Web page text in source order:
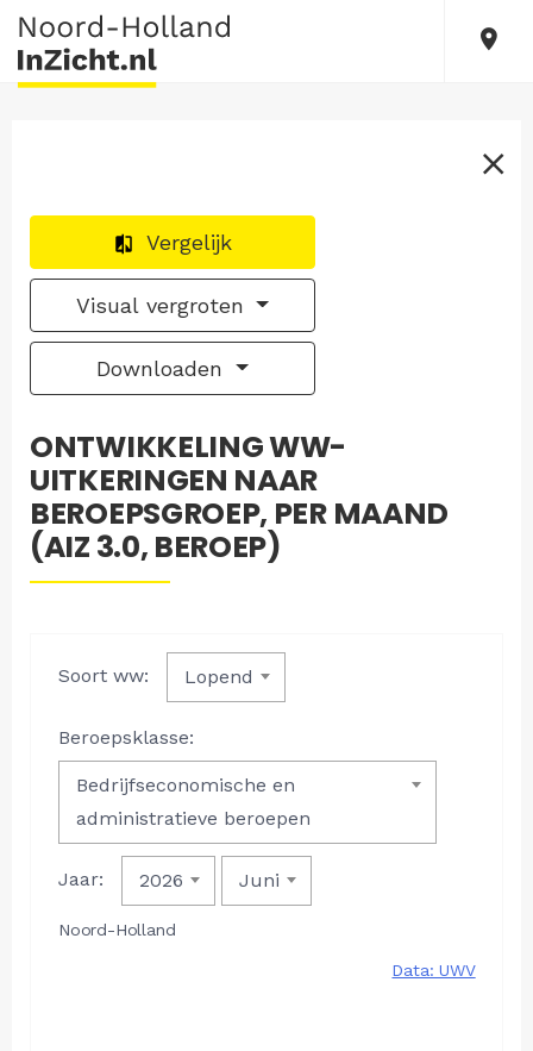
Vergelijk
Visual vergroten
Downloaden
ONTWIKKELING WW-
UITKERINGEN NAAR
BEROEPSGROEP, PER MAAND
(AIZ 3.0, BEROEP)